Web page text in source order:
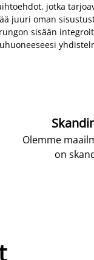
jotka
juuri oman
sisään
Olemme
on